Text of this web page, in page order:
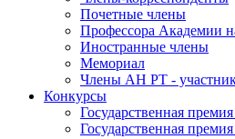
Почетные члены
Профессора Академии
Иностранные члены
Мемориал
Члены АН РТ -
Конкурсы
Государственная
Государственная